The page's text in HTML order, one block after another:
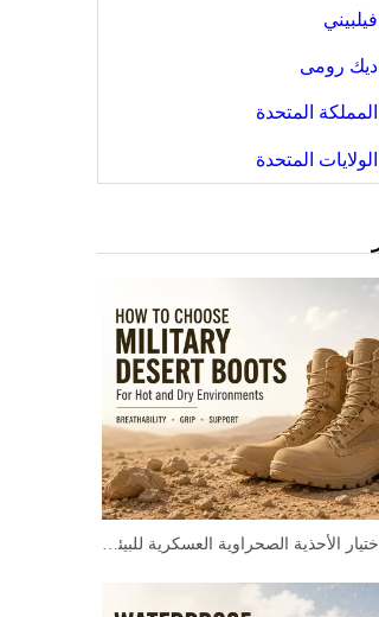
فيلبيني
ديك رومى
المملكة المتحدة
الولايات المتحدة